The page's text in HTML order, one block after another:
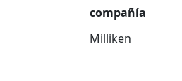
compañía
Milliken